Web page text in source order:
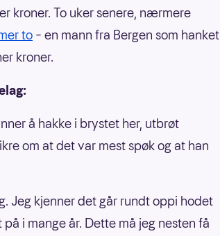
kroner. To uker senere, nærmere
to – en mann fra Bergen som hanket
kroner.
å hakke i brystet her, utbrøt
om at det var mest spøk og at han
Jeg kjenner det går rundt oppi hodet
i mange år. Dette må jeg nesten få